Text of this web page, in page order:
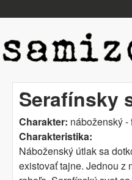
Serafínsky
Charakter: náboženský
Charakteristika:
Náboženský útlak sa
existovať tajne. Jednou z